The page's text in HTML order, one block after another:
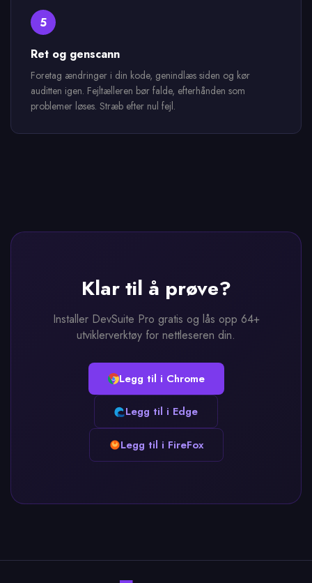
5
Ret og genscann
Foretag ændringer i din kode, genindlæs siden og kør
auditten igen. Fejltælleren bør falde, efterhånden som
problemer løses. Stræb efter nul fejl.
Klar til å prøve?
Installer DevSuite Pro gratis og lås opp 64+
utviklerverktøy for nettleseren din.
Legg til i Chrome
Legg til i Edge
Legg til i FireFox